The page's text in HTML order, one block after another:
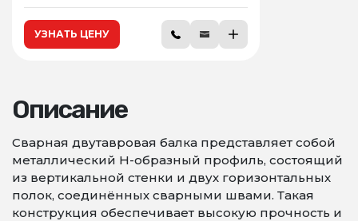
УЗНАТЬ ЦЕНУ
Описание
Сварная двутавровая балка представляет собой
металлический Н-образный профиль, состоящий
из вертикальной стенки и двух горизонтальных
полок, соединённых сварными швами. Такая
конструкция обеспечивает высокую прочность и